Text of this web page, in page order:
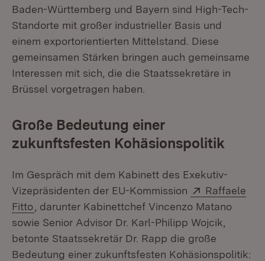
Baden-Württemberg und Bayern sind High-Tech-
Standorte mit großer industrieller Basis und
einem exportorientierten Mittelstand. Diese
gemeinsamen Stärken bringen auch gemeinsame
Interessen mit sich, die die Staatssekretäre in
Brüssel vorgetragen haben.
Große Bedeutung einer
zukunftsfesten Kohäsionspolitik
Im Gespräch mit dem Kabinett des Exekutiv-
Vizepräsidenten der EU-Kommission
Extern:
Raffaele
Fitto (Öffnet in neuem Fenster)
, darunter Kabinettchef Vincenzo Matano
sowie Senior Advisor Dr. Karl-Philipp Wojcik,
betonte Staatssekretär Dr. Rapp die große
Bedeutung einer zukunftsfesten Kohäsionspolitik: